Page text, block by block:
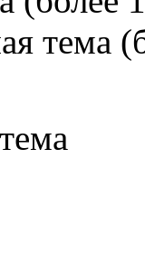
тема